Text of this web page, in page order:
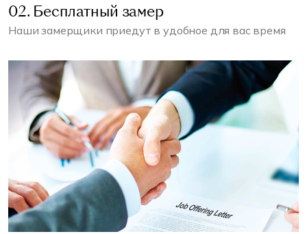
02. Бесплатный замер
Наши замерщики приедут в удобное для вас время